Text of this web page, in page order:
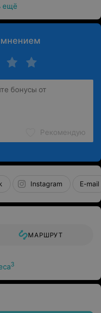
ещё
Рекомендую
Instagram E-mail
МАРШРУТ
3